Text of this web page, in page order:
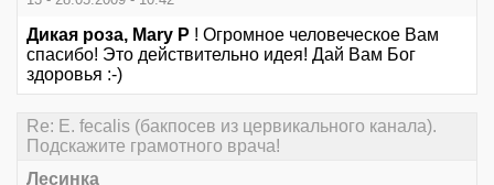
Дикая роза, Mary P ! Огромное человеческое Вам
спасибо! Это действительно идея! Дай Вам Бог
здоровья :-)
Re: E. fecalis (бакпосев из цервикального канала).
Подскажите грамотного врача!
Лесинка